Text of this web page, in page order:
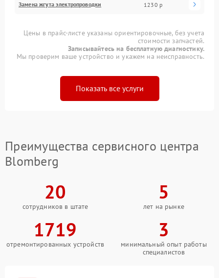
Замена жгута электропроводки 1230 р
Цены в прайс-листе указаны ориентировочные, без учета
стоимости запчастей.
Записывайтесь на бесплатную диагностику.
Мы проверим ваше устройство и укажем на неисправность.
Показать все услуги
Преимущества сервисного центра
Blomberg
20
сотрудников в штате
5
лет на рынке
1719
отремонтированных устройств
3
минимальный опыт работы
специалистов